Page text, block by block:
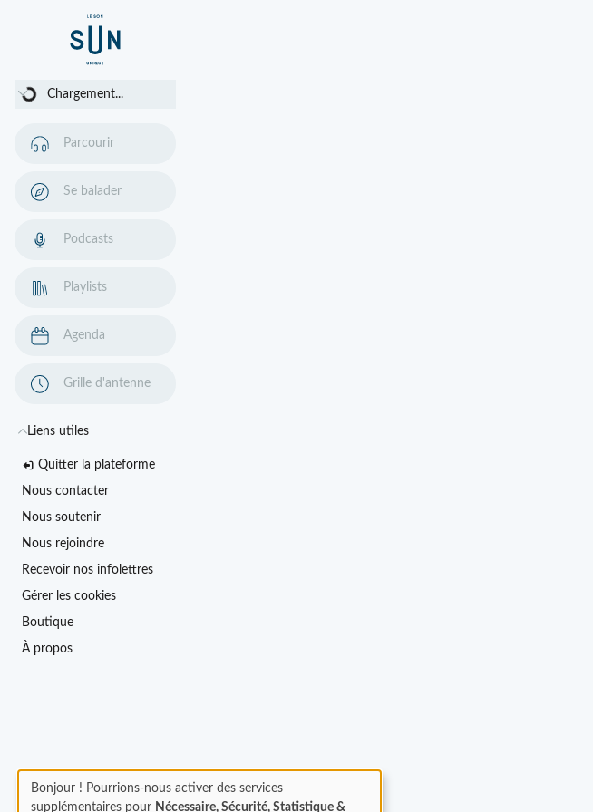
Chargement... Chargement...
Parcourir
Se balader
Podcasts
Playlists
Agenda
Grille d'antenne
Liens utiles
Quitter la plateforme
Nous contacter
Nous soutenir
Nous rejoindre
Recevoir nos infolettres
Gérer les cookies
Boutique
À propos
Bonjour ! Pourrions-nous activer des services
supplémentaires pour Nécessaire, Sécurité, Statistique &